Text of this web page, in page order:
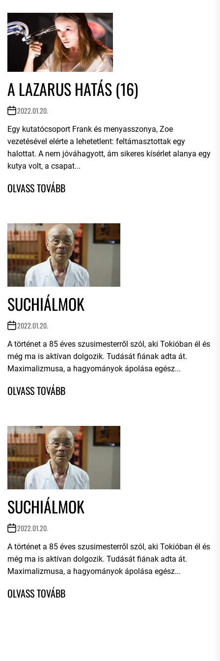
A LAZARUS HATÁS (16)
2022.01.20.
Egy kutatócsoport Frank és menyasszonya, Zoe
vezetésével elérte a lehetetlent: feltámasztottak egy
halottat. A nem jóváhagyott, ám sikeres kísérlet alanya egy
kutya volt, a csapat...
SUCHIÁLMOK
2022.01.20.
A történet a 85 éves szusimesterről szól, aki Tokióban él és
még ma is aktívan dolgozik. Tudását fiának adta át.
Maximalizmusa, a hagyományok ápolása egész...
SUCHIÁLMOK
2022.01.20.
A történet a 85 éves szusimesterről szól, aki Tokióban él és
még ma is aktívan dolgozik. Tudását fiának adta át.
Maximalizmusa, a hagyományok ápolása egész...